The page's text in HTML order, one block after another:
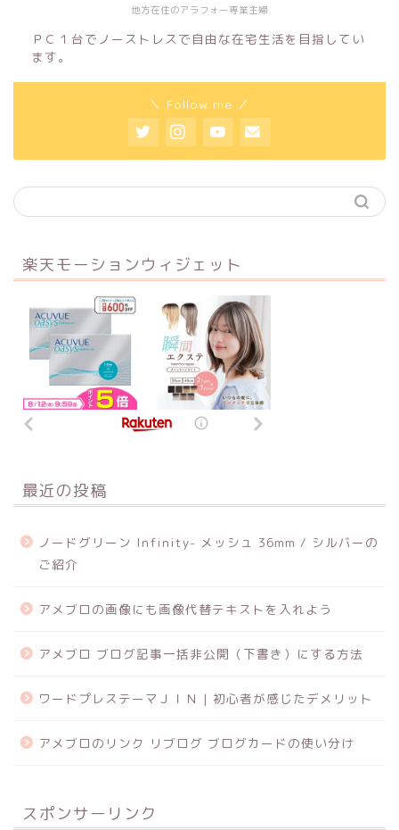
地方在住のアラフォー専業主婦
ＰＣ１台でノーストレスで自由な在宅生活を目指してい
ます。
＼ Follow me ／
楽天モーションウィジェット
最近の投稿
ノードグリーン Infinity- メッシュ 36mm / シルバーの
ご紹介
アメブロの画像にも画像代替テキストを入れよう
アメブロ ブログ記事一括非公開（下書き）にする方法
ワードプレステーマＪＩＮ | 初心者が感じたデメリット
アメブロのリンク リブログ ブログカードの使い分け
スポンサーリンク